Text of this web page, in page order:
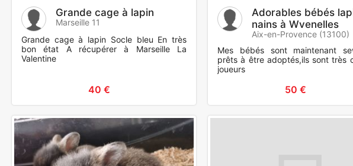
Grande cage à lapin
Marseille 11
Grande cage à lapin Socle bleu En très
bon état A récupérer à Marseille La
Valentine
40 €
Adorables bébés
nains à Wvenelles
Aix-en-Provence (13100)
Mes bébés sont maintenant
prêts à être adoptés,ils sont très
joueurs
50 €